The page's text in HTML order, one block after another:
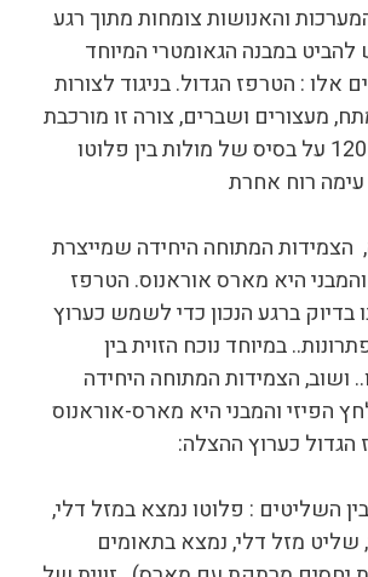
והאנושות צומחות מתוך רגע
להביט במבנה הגאומטרי המיוחד
אלו : הטרפז הגדול. בניגוד לצורות
מעצורים ושברים, צורה זו מורכבת
מזוויות של 60 ו 120 על בסיס של מולות בין פלוטו
עימה רוח אחרת
הצמידות המתוחה היחידה שמייצרת
היא מארס אוראנוס. הטרפז
בדיוק ברגע הנכון כדי לשמש כערוץ
במיוחד נוכח הזוית בין
ושוב, הצמידות המתוחה היחידה
הפיזי והמבני היא מארס-אוראנוס
הגדול כערוץ ההצלה:
השליטים : פלוטו נמצא במזל דלי,
שליט מזל דלי, נמצא בתאומים